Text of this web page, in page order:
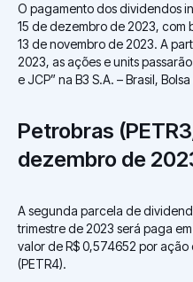
O pagamento dos dividendos
15 de dezembro de 2023, com
13 de novembro de 2023. A
2023, as ações e units
e JCP” na B3 S.A. – Brasil,
Petrobras
dezembro de
A segunda parcela de
trimestre de 2023 será paga
valor de R$ 0,574652 por
(PETR4).